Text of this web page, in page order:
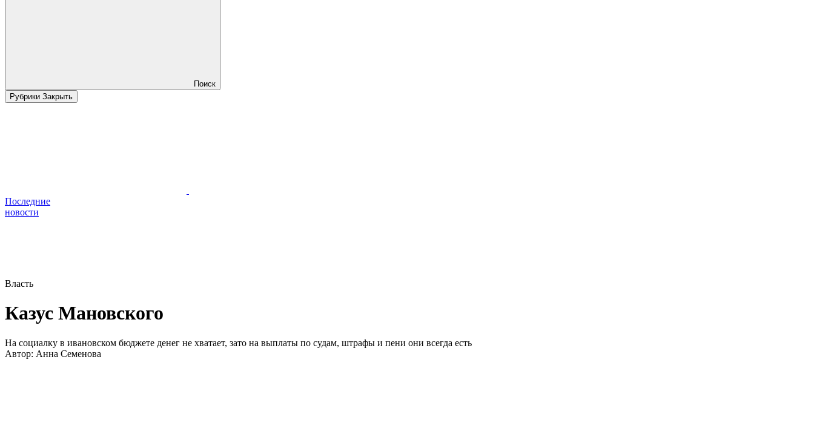
Поиск
Рубрики Закрыть
Последние
новости
Власть
Казус Мановского
На социалку в ивановском бюджете денег не хватает, зато на выплаты по судам, штрафы и пени они всегда есть
Автор: Анна Семенова